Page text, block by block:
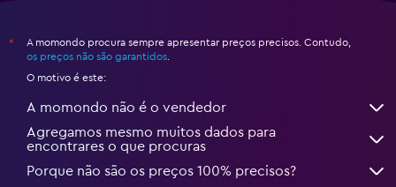
*
A momondo procura sempre apresentar preços precisos. Contudo,
os preços não são garantidos.
O motivo é este:
A momondo não é o vendedor
Agregamos mesmo muitos dados para
encontrares o que procuras
Porque não são os preços 100% precisos?